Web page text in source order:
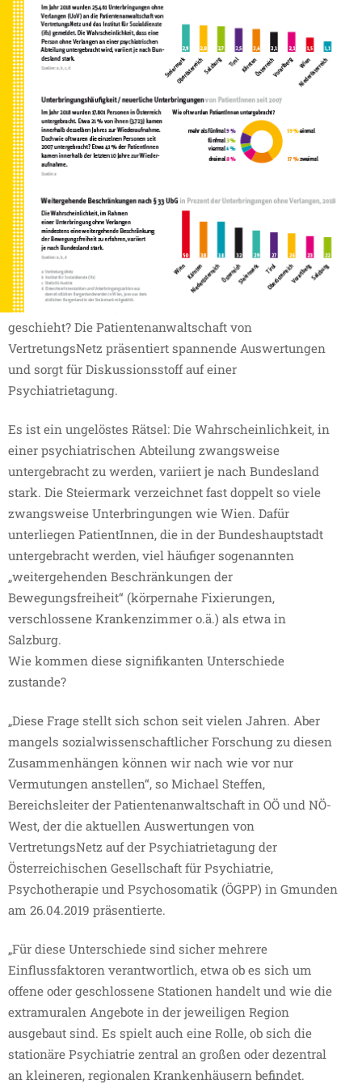
29.04.2019
Zwangsweise in der
Psychiatrie
Patientenanwaltschaft präsentiert aktuelle
Daten
Wie lange und wie häufig werden Menschen in
Österreichs psychiatrischen Einrichtungen
zwangsweise untergebracht? Und warum macht es
einen Unterschied, ob dies in Wien oder der Steiermark
geschieht? Die Patientenanwaltschaft von
VertretungsNetz präsentiert spannende Auswertungen
und sorgt für Diskussionsstoff auf einer
Psychiatrietagung.
Es ist ein ungelöstes Rätsel: Die Wahrscheinlichkeit, in
einer psychiatrischen Abteilung zwangsweise
untergebracht zu werden, variiert je nach Bundesland
stark. Die Steiermark verzeichnet fast doppelt so viele
zwangsweise Unterbringungen wie Wien. Dafür
unterliegen PatientInnen, die in der Bundeshauptstadt
untergebracht werden, viel häufiger sogenannten
„weitergehenden Beschränkungen der
Bewegungsfreiheit“ (körpernahe Fixierungen,
verschlossene Krankenzimmer o.ä.) als etwa in
Salzburg.
Wie kommen diese signifikanten Unterschiede
zustande?
„Diese Frage stellt sich schon seit vielen Jahren. Aber
mangels sozialwissenschaftlicher Forschung zu diesen
Zusammenhängen können wir nach wie vor nur
Vermutungen anstellen“, so Michael Steffen,
Bereichsleiter der Patientenanwaltschaft in OÖ und NÖ-
West, der die aktuellen Auswertungen von
VertretungsNetz auf der Psychiatrietagung der
Österreichischen Gesellschaft für Psychiatrie,
Psychotherapie und Psychosomatik (ÖGPP) in Gmunden
am 26.04.2019 präsentierte.
„Für diese Unterschiede sind sicher mehrere
Einflussfaktoren verantwortlich, etwa ob es sich um
offene oder geschlossene Stationen handelt und wie die
extramuralen Angebote in der jeweiligen Region
ausgebaut sind. Es spielt auch eine Rolle, ob sich die
stationäre Psychiatrie zentral an großen oder dezentral
an kleineren, regionalen Krankenhäusern befindet.